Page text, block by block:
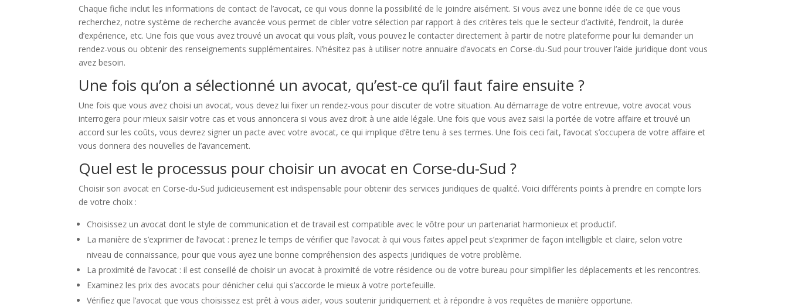
Chaque fiche inclut les informations de contact de l’avocat, ce qui vous donne la possibilité de le joindre aisément. Si vous avez une bonne idée de ce que vous
recherchez, notre système de recherche avancée vous permet de cibler votre sélection par rapport à des critères tels que le secteur d’activité, l’endroit, la durée
d’expérience, etc. Une fois que vous avez trouvé un avocat qui vous plaît, vous pouvez le contacter directement à partir de notre plateforme pour lui demander un
rendez-vous ou obtenir des renseignements supplémentaires. N’hésitez pas à utiliser notre annuaire d’avocats en Corse-du-Sud pour trouver l’aide juridique dont vous
avez besoin.
Une fois qu’on a sélectionné un avocat, qu’est-ce qu’il faut faire ensuite ?
Une fois que vous avez choisi un avocat, vous devez lui fixer un rendez-vous pour discuter de votre situation. Au démarrage de votre entrevue, votre avocat vous
interrogera pour mieux saisir votre cas et vous annoncera si vous avez droit à une aide légale. Une fois que vous avez saisi la portée de votre affaire et trouvé un
accord sur les coûts, vous devrez signer un pacte avec votre avocat, ce qui implique d’être tenu à ses termes. Une fois ceci fait, l’avocat s’occupera de votre affaire et
vous donnera des nouvelles de l’avancement.
Quel est le processus pour choisir un avocat en Corse-du-Sud ?
Choisir son avocat en Corse-du-Sud judicieusement est indispensable pour obtenir des services juridiques de qualité. Voici différents points à prendre en compte lors
de votre choix :
Choisissez un avocat dont le style de communication et de travail est compatible avec le vôtre pour un partenariat harmonieux et productif.
La manière de s’exprimer de l’avocat : prenez le temps de vérifier que l’avocat à qui vous faites appel peut s’exprimer de façon intelligible et claire, selon votre
niveau de connaissance, pour que vous ayez une bonne compréhension des aspects juridiques de votre problème.
La proximité de l’avocat : il est conseillé de choisir un avocat à proximité de votre résidence ou de votre bureau pour simplifier les déplacements et les rencontres.
Examinez les prix des avocats pour dénicher celui qui s’accorde le mieux à votre portefeuille.
Vérifiez que l’avocat que vous choisissez est prêt à vous aider, vous soutenir juridiquement et à répondre à vos requêtes de manière opportune.